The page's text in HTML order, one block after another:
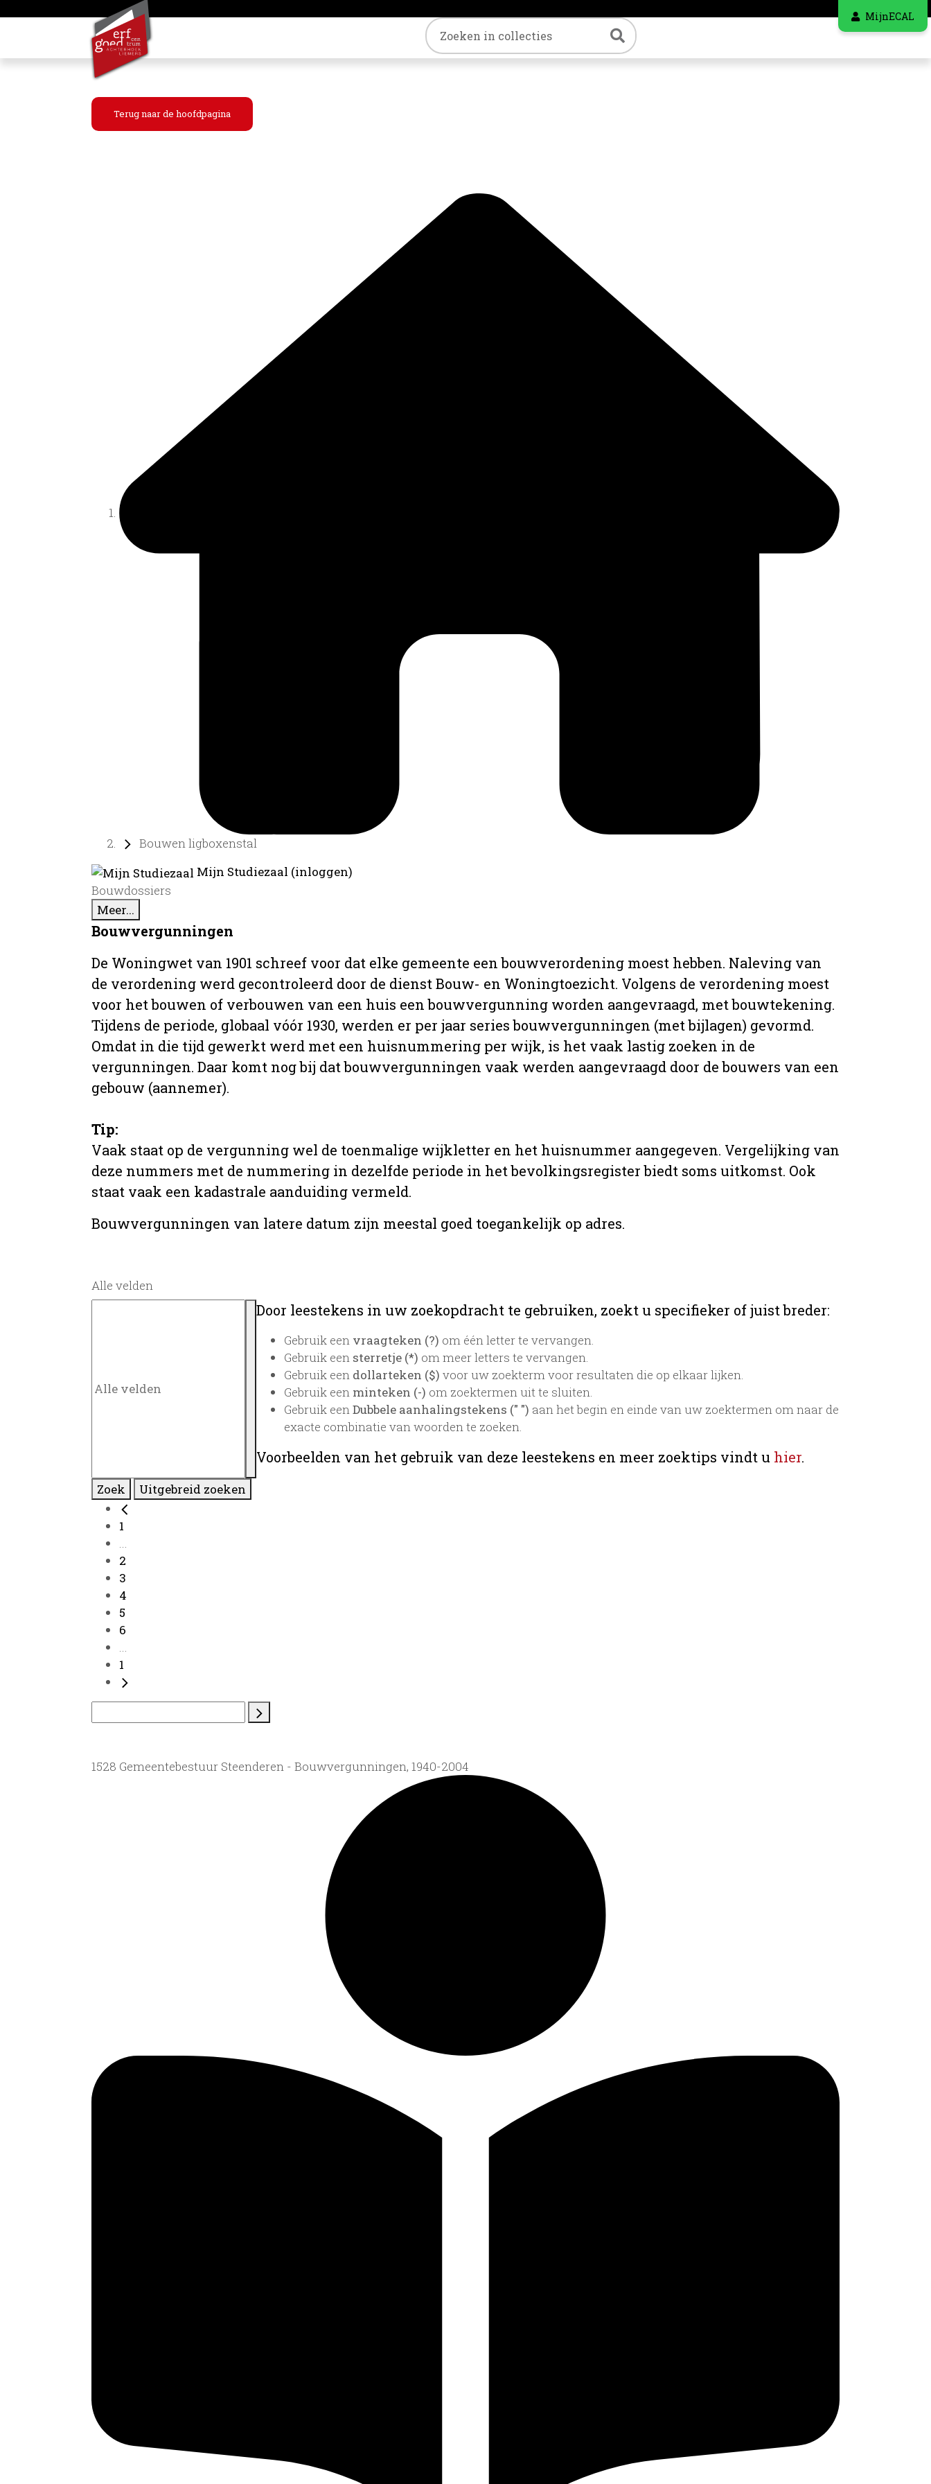
MijnECAL
Trefwoord Zoeken
Terug naar de hoofdpagina
Bouwen ligboxenstal
Mijn Studiezaal (inloggen)
Bouwdossiers
Meer...
Bouwvergunningen
De Woningwet van 1901 schreef voor dat elke gemeente een bouwverordening moest hebben. Naleving van
de verordening werd gecontroleerd door de dienst Bouw- en Woningtoezicht. Volgens de verordening moest
voor het bouwen of verbouwen van een huis een bouwvergunning worden aangevraagd, met bouwtekening.
Tijdens de periode, globaal vóór 1930, werden er per jaar series bouwvergunningen (met bijlagen) gevormd.
Omdat in die tijd gewerkt werd met een huisnummering per wijk, is het vaak lastig zoeken in de
vergunningen. Daar komt nog bij dat bouwvergunningen vaak werden aangevraagd door de bouwers van een
gebouw (aannemer).
Tip:
Vaak staat op de vergunning wel de toenmalige wijkletter en het huisnummer aangegeven. Vergelijking van
deze nummers met de nummering in dezelfde periode in het bevolkingsregister biedt soms uitkomst. Ook
staat vaak een kadastrale aanduiding vermeld.
Bouwvergunningen van latere datum zijn meestal goed toegankelijk op adres.
Alle velden
Door leestekens in uw zoekopdracht te gebruiken, zoekt u specifieker of juist breder:
Gebruik een vraagteken (?) om één letter te vervangen.
Gebruik een sterretje (*) om meer letters te vervangen.
Gebruik een dollarteken ($) voor uw zoekterm voor resultaten die op elkaar lijken.
Gebruik een minteken (-) om zoektermen uit te sluiten.
Gebruik eenDubbele aanhalingstekens (" ") aan het begin en einde van uw zoektermen om naar de
exacte combinatie van woorden te zoeken.
Voorbeelden van het gebruik van deze leestekens en meer zoektips vindt u hier.
Zoek Uitgebreid zoeken
1
...
2
3
4
5
6
...
1
1528 Gemeentebestuur Steenderen - Bouwvergunningen, 1940-2004